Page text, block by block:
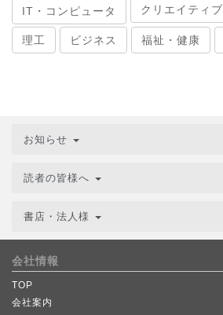
IT・コンピュータ クリエイティブ
理工 ビジネス 福祉・健康
お知らせ
読者の皆様へ
書店・法人様
会社情報
TOP
会社案内